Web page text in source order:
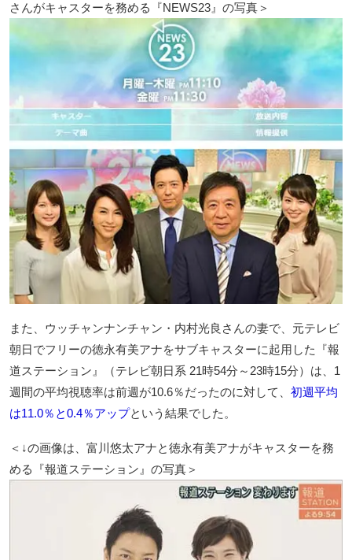
さんがキャスターを務める『NEWS23』の写真＞
また、ウッチャンナンチャン・内村光良さんの妻で、元テレビ
朝日でフリーの徳永有美アナをサブキャスターに起用した『報
道ステーション』（テレビ朝日系 21時54分～23時15分）は、1
週間の平均視聴率は前週が10.6％だったのに対して、 初週平均
は11.0％と0.4％アップという結果でした。
＜↓の画像は、富川悠太アナと徳永有美アナがキャスターを務
める『報道ステーション』の写真＞